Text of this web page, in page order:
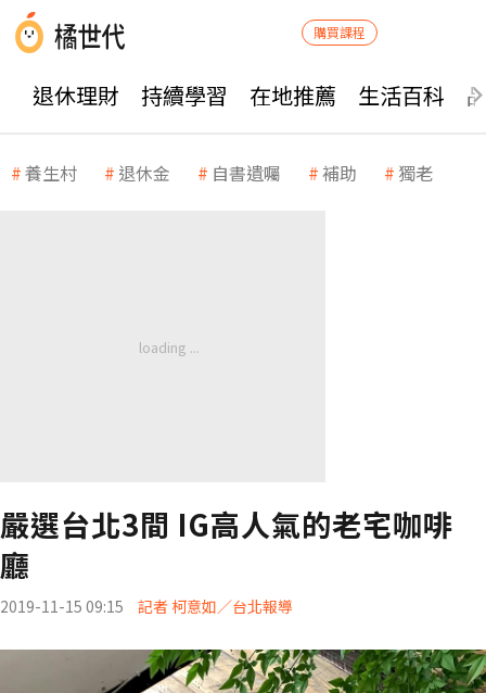
購買課程
退休理財 持續學習 在地推薦 生活百科
養生村 退休金 自書遺囑 補助 獨老
嚴選台北3間 IG高人氣的老宅咖啡
廳
2019-11-15 09:15 記者 柯意如／台北報導